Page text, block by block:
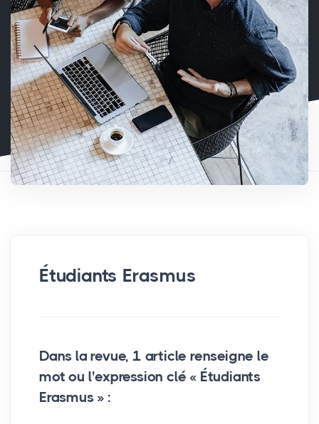
Étudiants Erasmus
Dans la revue, 1 article renseigne le
mot ou l'expression clé « Étudiants
Erasmus » :